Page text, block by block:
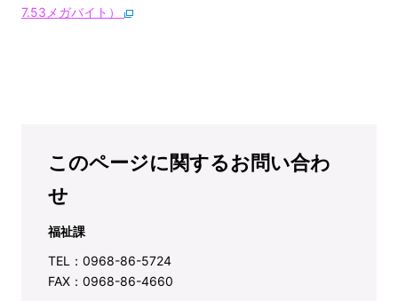
7.53メガバイト）
このページに関するお問い合わ
せ
福祉課
TEL：0968-86-5724
FAX：0968-86-4660